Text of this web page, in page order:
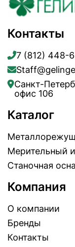
Контакты
7 (812) 448-
Санкт-
офис 106
Каталог
Мерительный
Станочная
Компания
О компании
Бренды
Контакты